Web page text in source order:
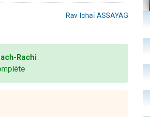
Rav Ichaï ASSAYAG
Rachi: